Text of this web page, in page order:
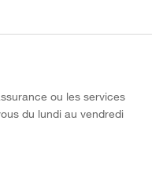
ou les services
du lundi au vendredi